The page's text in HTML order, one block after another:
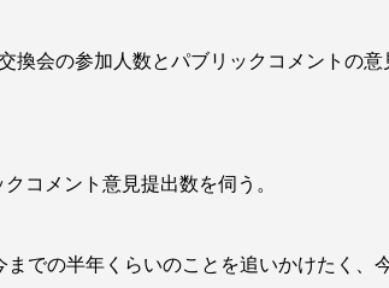
換会の参加人数とパブリックコメントの意
コメント意見提出数を伺う。
での半年くらいのことを追いかけたく、